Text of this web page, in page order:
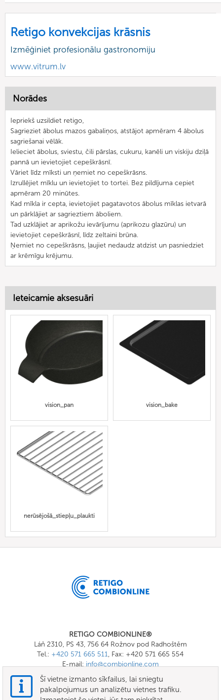
Retigo konvekcijas krāsnis
Izmēģiniet profesionālu gastronomiju
www.vitrum.lv
Norādes
Iepriekš uzsildiet retigo,
Sagrieziet ābolus mazos gabaliņos, atstājot apmēram 4 ābolus
sagriešanai vēlāk.
Ielieciet ābolus, sviestu, čili pārslas, cukuru, kanēli un viskiju dziļā
pannā un ievietojiet cepeškrāsnī.
Vāriet līdz mīksti un ņemiet no cepeškrāsns.
Izrullējiet mīklu un ievietojiet to tortei. Bez pildījuma cepiet
apmēram 20 minūtes.
Kad mīkla ir cepta, ievietojiet pagatavotos ābolus mīklas ietvarā
un pārklājiet ar sagrieztiem āboliem.
Tad uzklājiet ar aprikožu ievārījumu (aprikozu glazūru) un
ievietojiet cepeškrāsnī, līdz zeltaini brūna.
Ņemiet no cepeškrāsns, ļaujiet nedaudz atdzist un pasniedziet
ar krēmīgu krējumu.
Ieteicamie aksesuāri
vision_pan vision_bake
nerūsējošā_stiepļu_plaukti
RETIGO COMBIONLINE®
Láň 2310, PS 43, 756 64 Rožnov pod Radhoštěm
Tel.: +420 571 665 511, Fax: +420 571 665 554
E-mail: info@combionline.com
OnlineMenu
Šī vietne izmanto sīkfailus, lai sniegtu
pakalpojumus un analizētu vietnes trafiku.